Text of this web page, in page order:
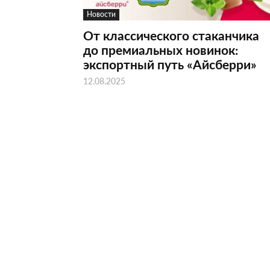
Новости
От классического стаканчика
до премиальных новинок:
экспортный путь «Айсберри»
12.08.2025